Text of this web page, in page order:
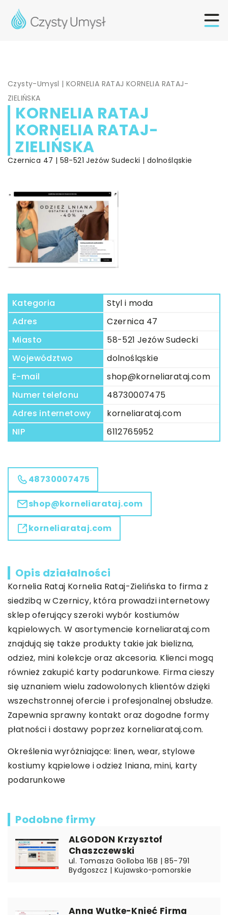
Czysty-Umysl |KORNELIA RATAJ KORNELIA RATAJ-
ZIELIŃSKA
KORNELIA RATAJ
KORNELIA RATAJ-
ZIELIŃSKA
Czernica 47 | 58-521 Jeżów Sudecki | dolnośląskie
Kategoria
Styl i moda
Adres
Czernica 47
Miasto
58-521 Jeżów Sudecki
Województwo
dolnośląskie
E-mail
shop@korneliarataj.com
Numer telefonu
48730007475
Adres internetowy
korneliarataj.com
NIP
6112765952
48730007475
shop@korneliarataj.com
korneliarataj.com
Opis działalności
Kornelia Rataj Kornelia Rataj-Zielińska to firma z
siedzibą w Czernicy, która prowadzi internetowy
sklep oferujący szeroki wybór kostiumów
kąpielowych. W asortymencie korneliarataj.com
znajdują się także produkty takie jak bielizna,
odzież, mini kolekcje oraz akcesoria. Klienci mogą
również zakupić karty podarunkowe. Firma cieszy
się uznaniem wielu zadowolonych klientów dzięki
wszechstronnej ofercie i profesjonalnej obsłudze.
Zapewnia sprawny kontakt oraz dogodne formy
płatności i dostawy poprzez korneliarataj.com.
Określenia wyróżniające: linen, wear,stylowe
kostiumy kąpielowe i odzież lniana, mini, karty
podarunkowe
Podobne firmy
ALGODON Krzysztof
Chaszczewski
ul. Tomasza Golloba 16B | 85-791
Bydgoszcz | Kujawsko-pomorskie
Anna Wutke-Knieć Firma